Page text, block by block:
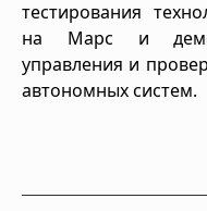
тестирования
на Марс и
управления и
автономных систем.